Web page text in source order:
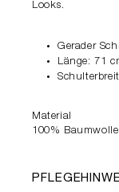
Looks.
Gerader
Länge: 71
Material
100% Baumwolle